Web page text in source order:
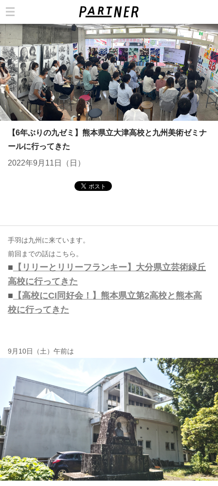
【6年ぶりの九ゼミ】熊本県立大津高校と九州美術ゼミナ
ールに行ってきた
2022年9月11日（日）
手羽は九州に来ています。
前回までの話はこちら。
■ 【リリーとリリーフランキー】大分県立芸術緑丘
高校に行ってきた
■ 【高校にCI同好会！】熊本県立第2高校と熊本高
校に行ってきた
9月10日（土）午前は
カテゴリ
コンテンツ
このサイトについて
運営会社
お問い合わせ